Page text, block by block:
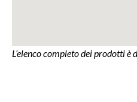
L’elenco completo dei prodotti è